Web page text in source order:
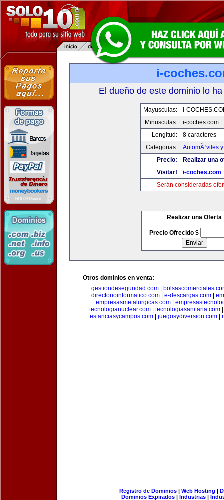
i-
El dueño de este dominio lo
Mayusculas:
I-
Minusculas:
i-coches.com
Longitud:
8 caracteres
Categorias:
AutomÃ³viles
Precio:
Realizar una
Visitar!
i-coches.com
Serán consideradas
Realizar una Oferta
Precio Ofrecido $
Otros dominios en venta:
gestiondeseguridad.com
directorioinformatico.com
e-descargas.com
empresasmetalurgicas.com|
tecnologianuclear.com| tecnologiasanitaria.com
estanciasycampos.com| juegosydiversion.com|
Registro de Dominios| Web Hosting |
Dominios Expirados | Industrias |